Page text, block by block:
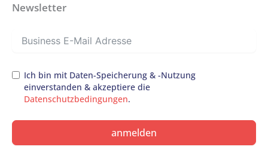
Newsletter
Ich bin mit Daten-Speicherung & -Nutzung
einverstanden & akzeptiere die
Datenschutzbedingungen.
anmelden